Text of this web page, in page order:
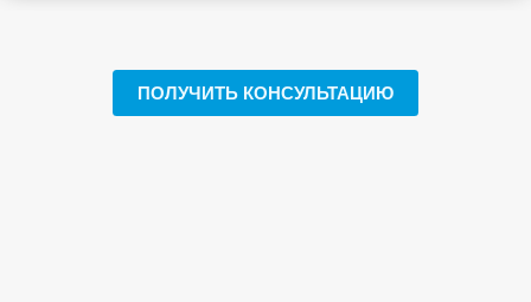
ПОЛУЧИТЬ КОНСУЛЬТАЦИЮ